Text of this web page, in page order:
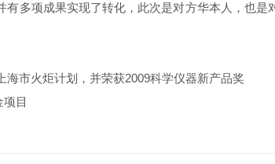
多项成果实现了转化，此次是对方华本人，也是
市火炬计划，并荣获2009科学仪器新产品奖
目